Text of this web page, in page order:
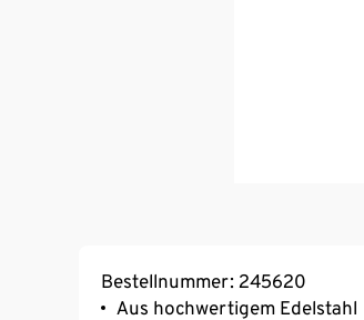
Bestellnummer: 245620
Aus hochwertigem Edelstahl